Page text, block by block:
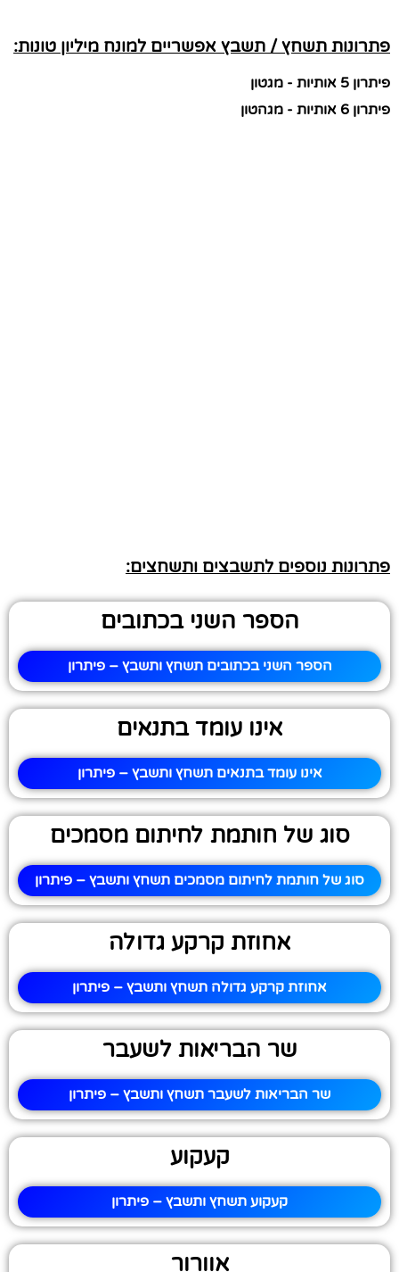
פתרונות תשחץ / תשבץ אפשריים למונח מיליון טונות:
פיתרון 5 אותיות - מגטון
פיתרון 6 אותיות - מגהטון
פתרונות נוספים לתשבצים ותשחצים:
הספר השני בכתובים
הספר השני בכתובים תשחץ ותשבץ – פיתרון
אינו עומד בתנאים
אינו עומד בתנאים תשחץ ותשבץ – פיתרון
סוג של חותמת לחיתום מסמכים
סוג של חותמת לחיתום מסמכים תשחץ ותשבץ – פיתרון
אחוזת קרקע גדולה
אחוזת קרקע גדולה תשחץ ותשבץ – פיתרון
שר הבריאות לשעבר
שר הבריאות לשעבר תשחץ ותשבץ – פיתרון
קעקוע
קעקוע תשחץ ותשבץ – פיתרון
אוורור